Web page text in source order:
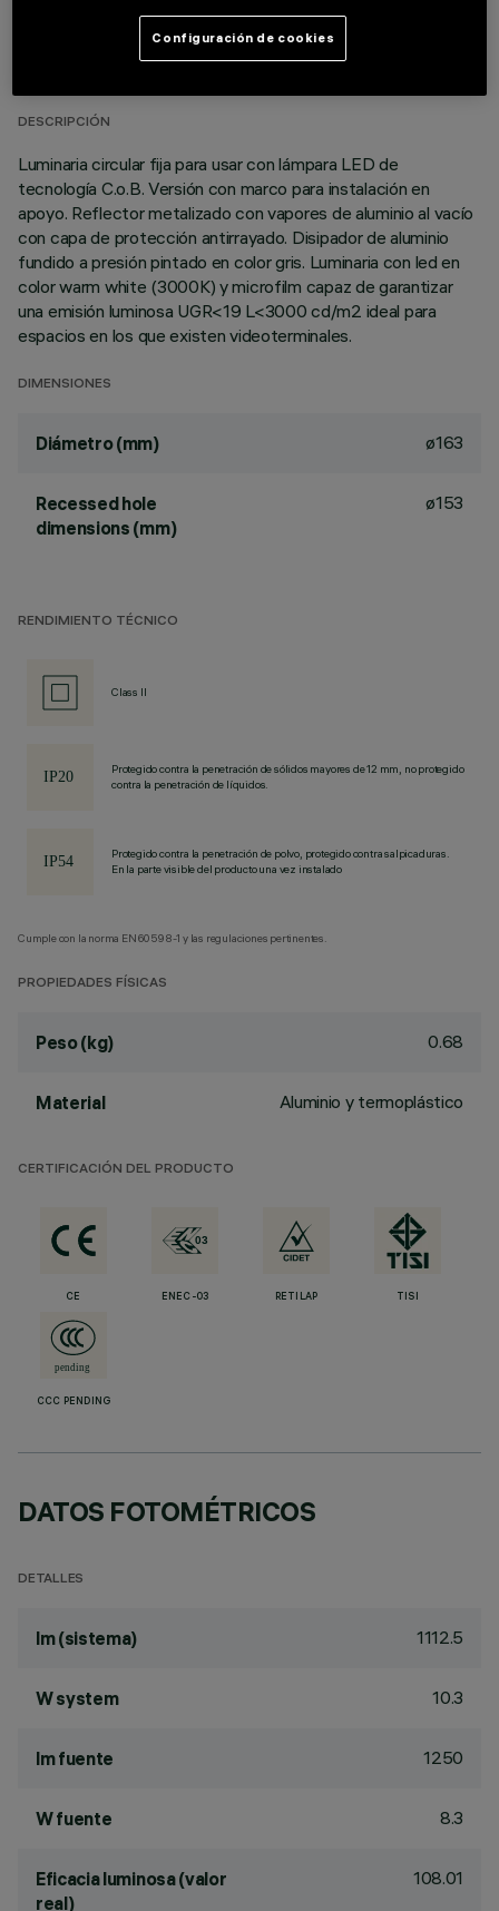
DATOS TÉCNICOS
ÚLTIMA ACTUALIZACIÓN: 06/08/2026
DESCRIPCIÓN
Luminaria circular fija para usar con lámpara LED de
tecnología C.o.B. Versión con marco para instalación en
apoyo. Reflector metalizado con vapores de aluminio al vacío
con capa de protección antirrayado. Disipador de aluminio
fundido a presión pintado en color gris. Luminaria con led en
color warm white (3000K) y microfilm capaz de garantizar
una emisión luminosa UGR<19 L<3000 cd/m2 ideal para
espacios en los que existen videoterminales.
DIMENSIONES
Diámetro (mm) ø163
Recessed hole
dimensions (mm)
ø153
RENDIMIENTO TÉCNICO
Class II
Protegido contra la penetración de sólidos mayores de 12 mm, no protegido
contra la penetración de líquidos.
Protegido contra la penetración de polvo, protegido contra salpicaduras.
En la parte visible del producto una vez instalado
Cumple con la norma EN60598-1 y las regulaciones pertinentes.
PROPIEDADES FÍSICAS
Peso (kg) 0.68
Material Aluminio y termoplástico
CERTIFICACIÓN DEL PRODUCTO
CE ENEC-03 RETILAP TISI
CCC PENDING
DATOS FOTOMÉTRICOS
DETALLES
lm (sistema) 1112.5
W system 10.3
lm fuente 1250
W fuente 8.3
Eficacia luminosa (valor
real)
108.01
Configuración de cookies